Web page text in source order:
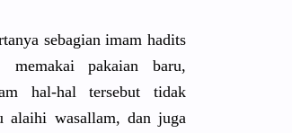
sebagian imam hadits
memakai pakaian baru,
hal-hal tersebut tidak
alaihi wasallam, dan juga